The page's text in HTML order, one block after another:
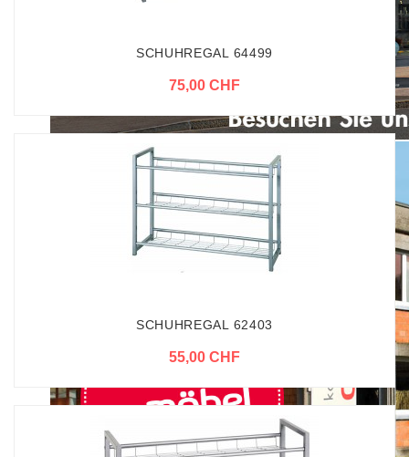
SCHUHREGAL 64499
75,00 CHF
SCHUHREGAL 62403
55,00 CHF